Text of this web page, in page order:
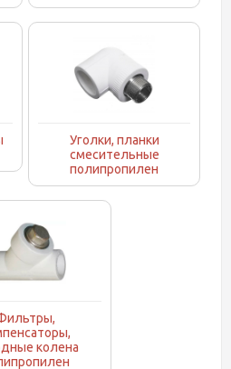
Уголки, планки
смесительные
полипропилен
колена